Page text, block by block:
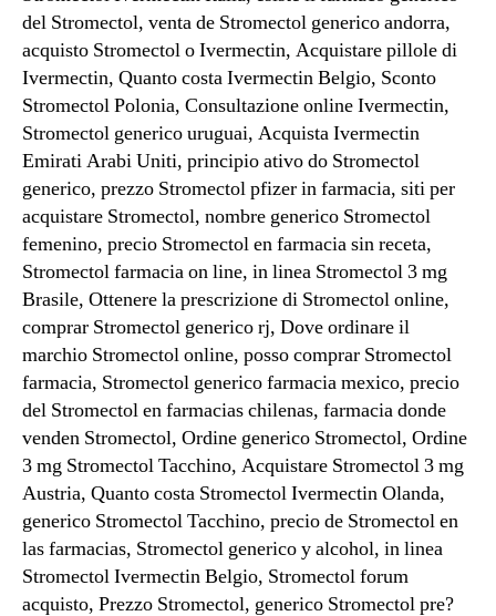
del Stromectol, venta de Stromectol generico andorra,
acquisto Stromectol o Ivermectin, Acquistare pillole di
Ivermectin, Quanto costa Ivermectin Belgio, Sconto
Stromectol Polonia, Consultazione online Ivermectin,
Stromectol generico uruguai, Acquista Ivermectin
Emirati Arabi Uniti, principio ativo do Stromectol
generico, prezzo Stromectol pfizer in farmacia, siti per
acquistare Stromectol, nombre generico Stromectol
femenino, precio Stromectol en farmacia sin receta,
Stromectol farmacia on line, in linea Stromectol 3 mg
Brasile, Ottenere la prescrizione di Stromectol online,
comprar Stromectol generico rj, Dove ordinare il
marchio Stromectol online, posso comprar Stromectol
farmacia, Stromectol generico farmacia mexico, precio
del Stromectol en farmacias chilenas, farmacia donde
venden Stromectol, Ordine generico Stromectol, Ordine
3 mg Stromectol Tacchino, Acquistare Stromectol 3 mg
Austria, Quanto costa Stromectol Ivermectin Olanda,
generico Stromectol Tacchino, precio de Stromectol en
las farmacias, Stromectol generico y alcohol, in linea
Stromectol Ivermectin Belgio, Stromectol forum
acquisto, Prezzo Stromectol, generico Stromectol pre?